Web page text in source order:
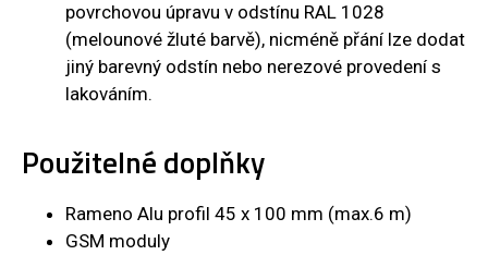
povrchovou úpravu v odstínu RAL 1028
(melounové žluté barvě), nicméně přání lze dodat
jiný barevný odstín nebo nerezové provedení s
lakováním.
Použitelné doplňky
Rameno Alu profil 45 x 100 mm (max.6 m)
GSM moduly